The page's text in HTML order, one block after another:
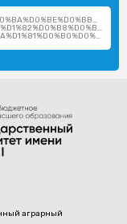
%D0%B0%D0%BB%D0%B5%D0%BA%D1%81%D0%B0%D0%BD%D0%B4%D1%80%D0%BE%D0%B2%D0%BD%D0%B0/
аграрный